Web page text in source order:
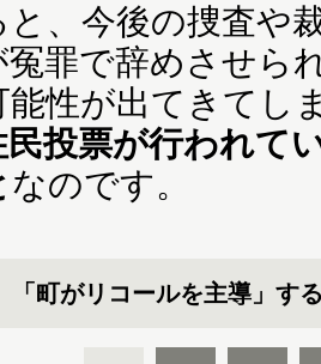
、今後の捜査や
罪で辞めさせら
性が出てきてし
投票が行われて
なのです。
「町がリコールを主導」す